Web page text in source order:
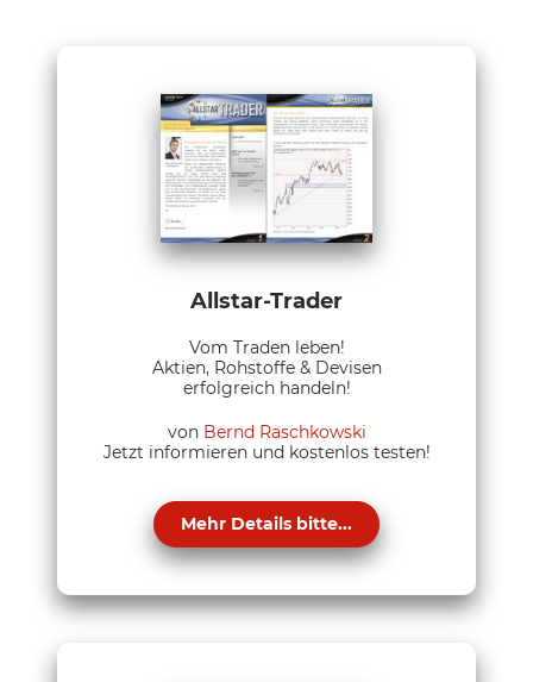
Allstar-Trader
Vom Traden leben!
Aktien, Rohstoffe & Devisen
erfolgreich handeln!
von Bernd Raschkowski
Jetzt informieren und kostenlos testen!
Mehr Details bitte...